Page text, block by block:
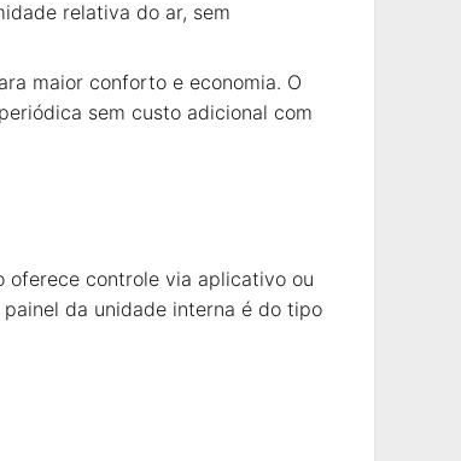
relativa do ar, sem
maior conforto e economia. O
sem custo adicional com
oferece controle via aplicativo ou
painel da unidade interna é do tipo